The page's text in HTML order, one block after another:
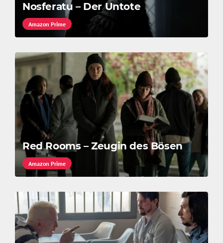
Nosferatu – Der Untote
Amazon Prime
Red Rooms – Zeugin des Bösen
Amazon Prime